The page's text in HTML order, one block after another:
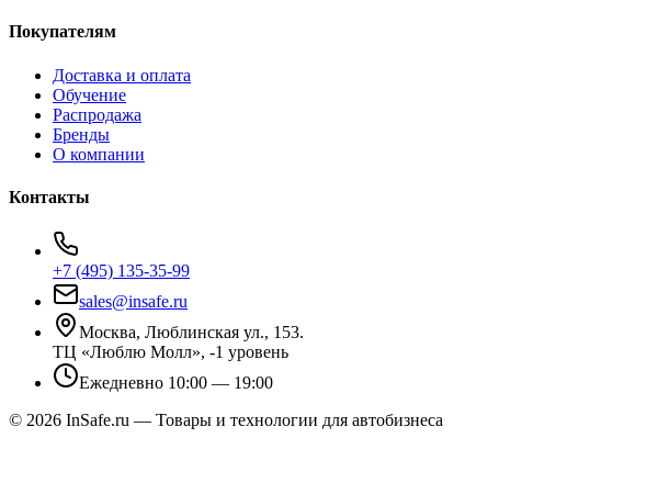
Покупателям
Доставка и оплата
Обучение
Распродажа
Бренды
О компании
Контакты
+7 (495) 135-35-99
sales@insafe.ru
Москва, Люблинская ул., 153.
ТЦ «Люблю Молл», -1 уровень
Ежедневно 10:00 — 19:00
© 2026 InSafe.ru — Товары и технологии для автобизнеса